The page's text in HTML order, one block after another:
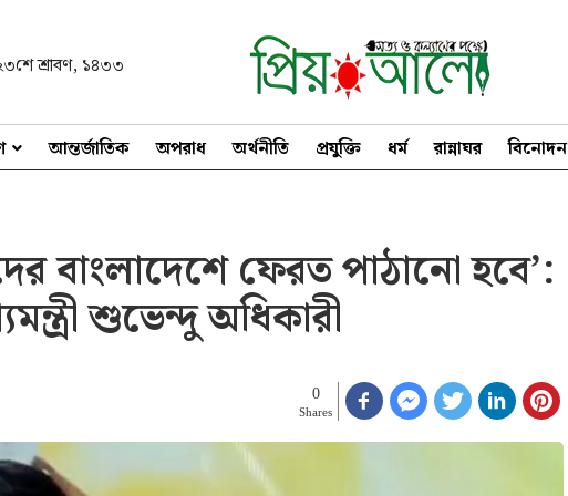
শ্রাবণ, ১৪৩৩
আন্তর্জাতিক অপরাধ অর্থনীতি প্রযুক্তি ধর্ম রান্নাঘর বিনোদন
বাংলাদেশে ফেরত পাঠানো হবে’:
শুভেন্দু অধিকারী
0
Shares